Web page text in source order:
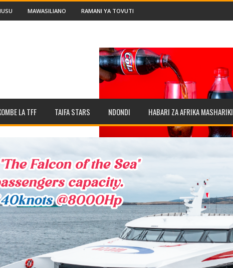
MAWASILIANO RAMANI YA TOVUTI
LA TFF TAIFA STARS NDONDI HABARI ZA AFRIKA MASHARIKI